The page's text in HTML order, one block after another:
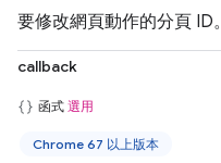
要修改網頁動作的分頁 ID。
callback
函式 選用
Chrome 67 以上版本